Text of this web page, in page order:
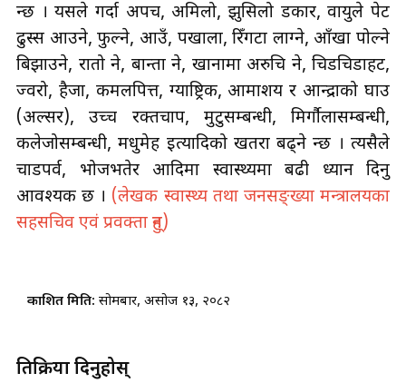
हुन्छ । यसले गर्दा अपच, अमिलो, झुसिलो डकार, वायुले पेट
ढुस्स आउने, फुल्ने, आउँ, पखाला, रिँगटा लाग्ने, आँखा पोल्ने
बिझाउने, रातो हुने, बान्ता हुने, खानामा अरुचि हुने, चिडचिडाहट,
ज्वरो, हैजा, कमलपित्त, ग्याष्ट्रिक, आमाशय र आन्द्राको घाउ
(अल्सर), उच्च रक्तचाप, मुटुसम्बन्धी, मिर्गाैलासम्बन्धी,
कलेजोसम्बन्धी, मधुमेह इत्यादिको खतरा बढ्ने हुन्छ । त्यसैले
चाडपर्व, भोजभतेर आदिमा स्वास्थ्यमा बढी ध्यान दिनु
आवश्यक छ । (लेखक स्वास्थ्य तथा जनसङ्ख्या मन्त्रालयका
सहसचिव एवं प्रवक्ता हुन्)
प्रकाशित मिति: सोमबार, असोज १३, २०८२
प्रतिक्रिया दिनुहोस्